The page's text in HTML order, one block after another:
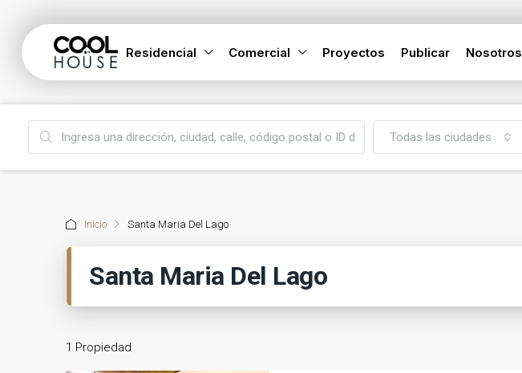
Residencial Comercial Proyectos Publicar Nosotros
Todas las ciudades
Inicio Santa Maria Del Lago
Santa Maria Del Lago
1 Propiedad